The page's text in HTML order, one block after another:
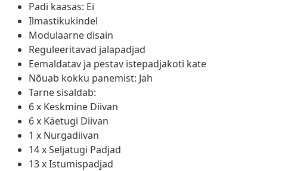
Padi kaasas: Ei
Ilmastikukindel
Modulaarne disain
Reguleeritavad jalapadjad
Eemaldatav ja pestav istepadjakoti kate
Nõuab kokku panemist: Jah
Tarne sisaldab:
6 x Keskmine Diivan
6 x Käetugi Diivan
1 x Nurgadiivan
14 x Seljatugi Padjad
13 x Istumispadjad